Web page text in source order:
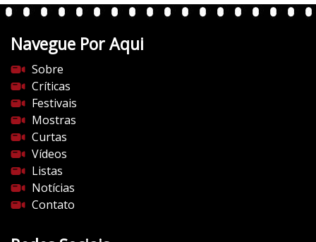
n
e
d
o
c
i
n
e
m
a
.
Navegue Por Aqui
Sobre
Críticas
Festivais
Mostras
Curtas
Vídeos
Listas
Notícias
Contato